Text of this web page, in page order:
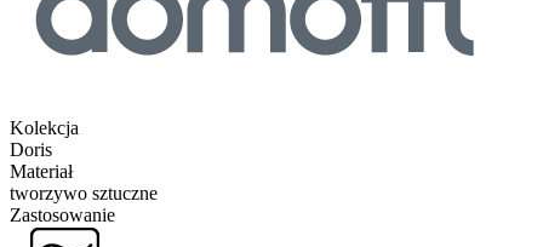
Kolekcja
Doris
Materiał
tworzywo sztuczne
Zastosowanie